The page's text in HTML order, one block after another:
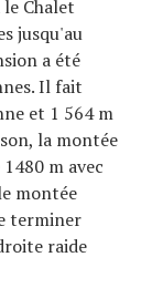
Chalet
jusqu'au
a été
Il fait
et 1 564 m
la montée
m avec
montée
terminer
raide